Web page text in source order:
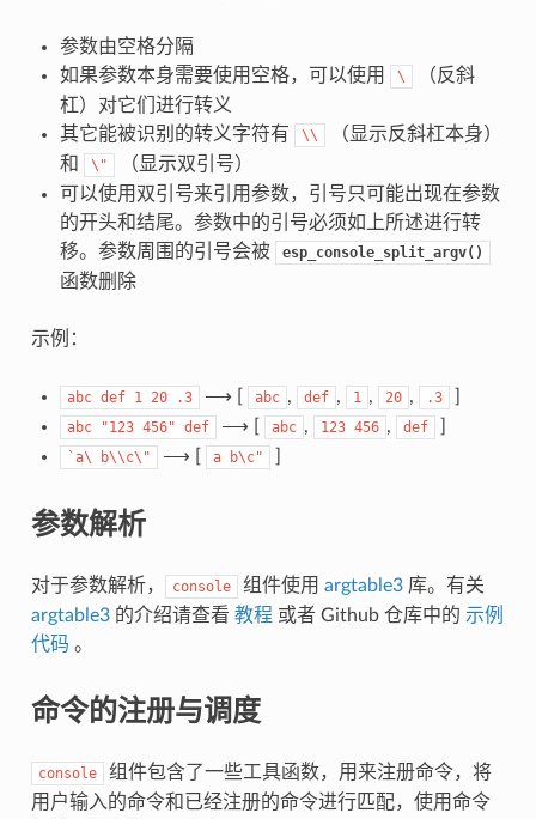
参数由空格分隔
如果参数本身需要使用空格，可以使用
\
（反斜
杠）对它们进行转义
其它能被识别的转义字符有
\\
（显示反斜杠本身）
和
\"
（显示双引号）
可以使用双引号来引用参数，引号只可能出现在参数
的开头和结尾。参数中的引号必须如上所述进行转
移。参数周围的引号会被
esp_console_split_argv()
函数删除
示例：
abc def 1 20 .3 ⟶ [ abc , def , 1 , 20 , .3
abc "123 456" def ⟶ [ abc , 123 456 , def
`a\ b\\c\" ⟶ [ a b\c"
参数解析
对于参数解析， console 组件使用 argtable3库。有关
argtable3的介绍请查看 教程 或者 Github 仓库中的 示例
代码 。
命令的注册与调度
console
组件包含了一些工具函数，用来注册命令，将
用户输入的命令和已经注册的命令进行匹配，使用命令